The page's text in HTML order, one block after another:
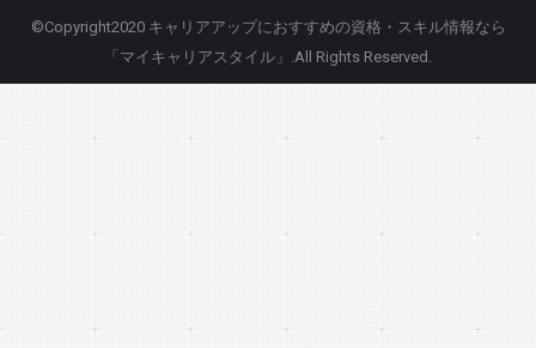
©Copyright2020 キャリアアップにおすすめの資格・スキル情報なら
「マイキャリアスタイル」
.All Rights Reserved.